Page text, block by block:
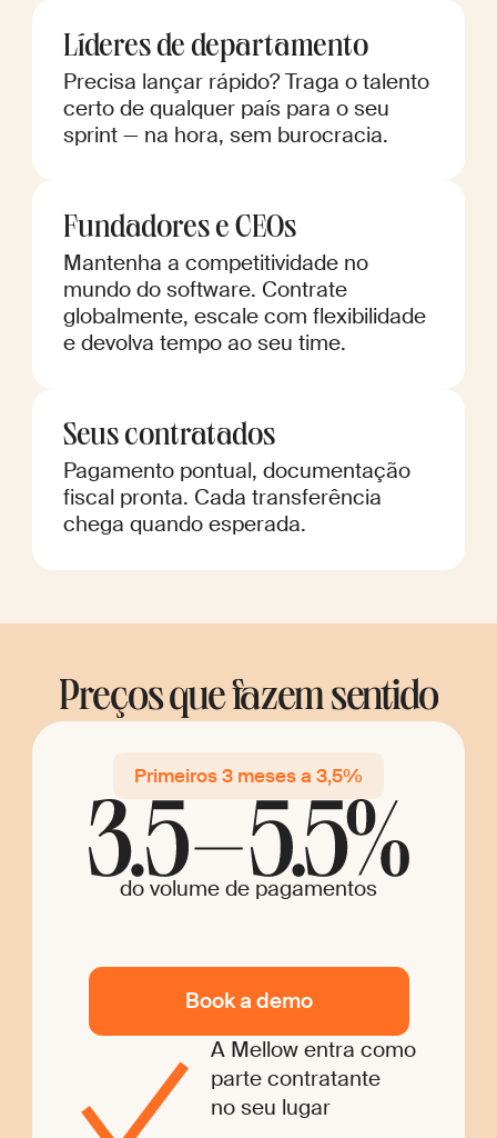
Líderes de departamento
Precisa lançar rápido? Traga o talento
certo de qualquer país para o seu
sprint — na hora, sem burocracia.
Fundadores e CEOs
Mantenha a competitividade no
mundo do software. Contrate
globalmente, escale com flexibilidade
e devolva tempo ao seu time.
Seus contratados
Pagamento pontual, documentação
fiscal pronta. Cada transferência
chega quando esperada.
Preços que fazem sentido
Primeiros 3 meses a 3,5%
do volume de pagamentos
Book a demo
A Mellow entra como
parte contratante
no seu lugar